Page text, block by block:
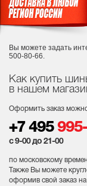
Как купить
в нашем
Оформить заказ
+7 495
с 9-00 до 21-00
по московскому
Также Вы можете
оформив свой заказ
Вы можете задать
500-80-66.